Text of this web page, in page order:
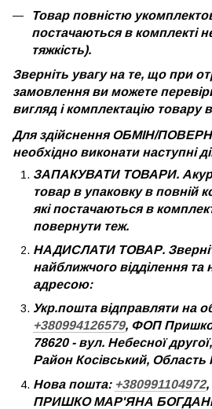
Товар повністю
постачаються в комплекті
тяжкість).
Зверніть увагу на те, що при
замовлення ви можете
вигляд і комплектацію товару
Для здійснення ОБМІН/
необхідно виконати наступні
ЗАПАКУВАТИ ТОВАРИ.
товар в упаковку в повній
які постачаються в
повернути теж.
НАДИСЛАТИ ТОВАР.
найближчого відділення та
адресою:
Укр.пошта відправляти на
+380994126579, ФОП Пришко
78620 - вул. Небесної
Район Косівський, Область
Нова пошта: +380991104972,
ПРИШКО МАР'ЯНА